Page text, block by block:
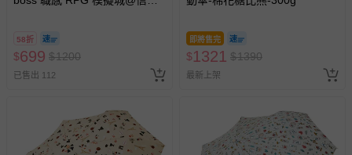
換，依現場梯次安排入場，逾
期作廢) (兒童票(2歲以上)贈一
名陪伴成人)
58折
$699 $1200
已售出 112
即將售完
$1321 $1390
最新上架